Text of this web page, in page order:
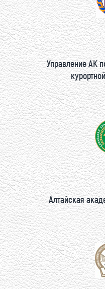
Управление АК
Алтайская